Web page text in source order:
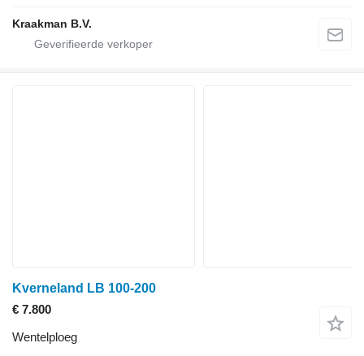
Kraakman B.V.
Kverneland LB 100-200
€ 7.800
Wentelploeg